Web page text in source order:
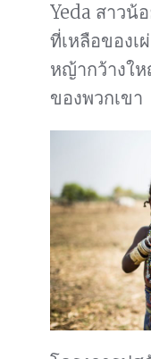
Yeda สาวน้
ที่เหลือของเ
หญ้ากว้างใ
ของพวกเขา